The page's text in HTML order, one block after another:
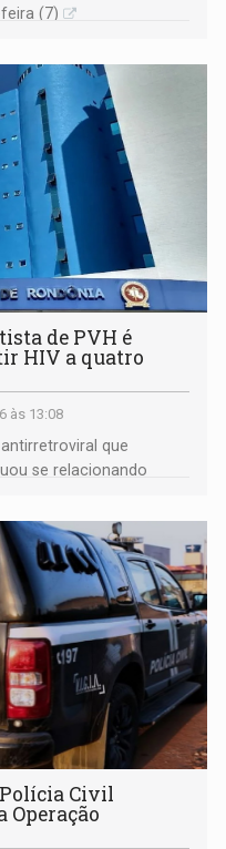
(7)
de PVH é
HIV a quatro
às 13:08
que
se relacionando
Polícia Civil
Operação